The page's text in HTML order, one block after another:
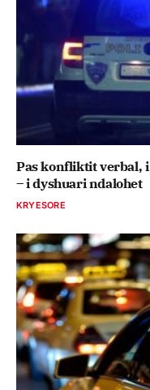
Pas konfliktit verbal,
– i dyshuari ndalohet
KRYESORE